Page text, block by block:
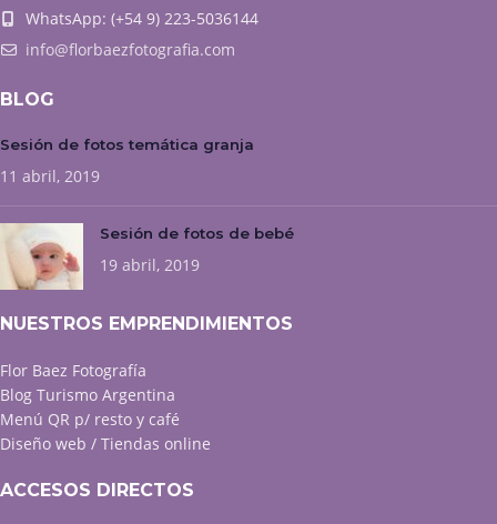
WhatsApp: (+54 9) 223-5036144
info@florbaezfotografia.com
BLOG
Sesión de fotos temática granja
11 abril, 2019
Sesión de fotos de bebé
19 abril, 2019
NUESTROS EMPRENDIMIENTOS
Flor Baez Fotografía
Blog Turismo Argentina
Menú QR p/ resto y café
Diseño web / Tiendas online
ACCESOS DIRECTOS